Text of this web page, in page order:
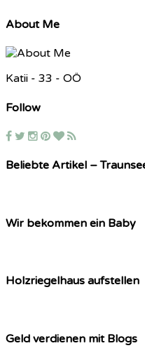
About Me
Katii - 33 - OÖ
Follow
Beliebte Artikel –
Wir bekommen ein Baby
Holzriegelhaus aufstellen
Geld verdienen mit Blogs